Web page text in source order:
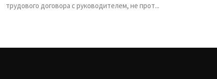
трудового договора с руководителем, не прот...